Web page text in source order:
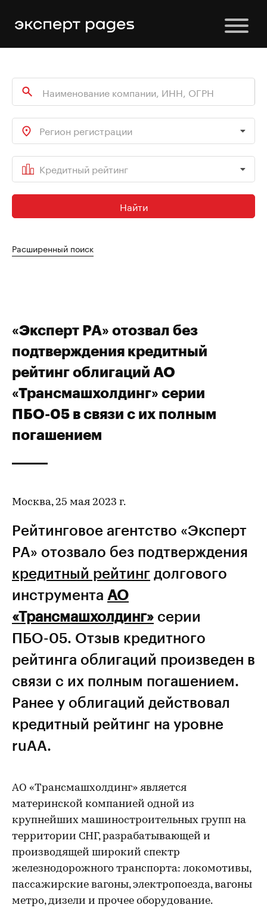
Регион регистрации
Кредитный рейтинг
Найти
Расширенный поиск
«Эксперт РА» отозвал без
подтверждения кредитный
рейтинг облигаций АО
«Трансмашхолдинг» серии
ПБО-05 в связи с их полным
погашением
Москва, 25 мая 2023 г.
Рейтинговое агентство «Эксперт
РА» отозвало без подтверждения
кредитный рейтинг долгового
инструмента АО
«Трансмашхолдинг» серии
ПБО-05. Отзыв кредитного
рейтинга облигаций произведен в
связи с их полным погашением.
Ранее у облигаций действовал
кредитный рейтинг на уровне
ruАА.
АО «Трансмашхолдинг» является
материнской компанией одной из
крупнейших машиностроительных групп на
территории СНГ, разрабатывающей и
производящей широкий спектр
железнодорожного транспорта: локомотивы,
пассажирские вагоны, электропоезда, вагоны
метро, дизели и прочее оборудование.